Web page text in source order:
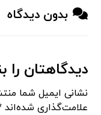
بدون دیدگاه
دیدگاهتان را
نشانی ایمیل شما
علامت‌گذاری شده‌اند